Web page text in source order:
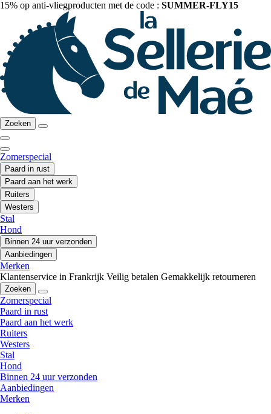
15% op anti-vliegproducten met de code : SUMMER-FLY15
Zoeken
Zomerspecial
Paard in rust
Paard aan het werk
Ruiters
Westers
Stal
Hond
Binnen 24 uur verzonden
Aanbiedingen
Merken
Klantenservice in Frankrijk Veilig betalen Gemakkelijk retourneren
Zoeken
Zomerspecial
Paard in rust
Paard aan het werk
Ruiters
Westers
Stal
Hond
Binnen 24 uur verzonden
Aanbiedingen
Merken